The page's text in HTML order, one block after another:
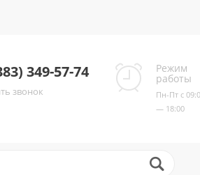
349-57-74
звонок
Режим
работы
Пн-Пт с
— 18:00